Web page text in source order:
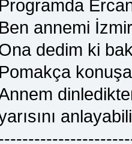
Programda
Ben annemi
dedim ki
Pomakça